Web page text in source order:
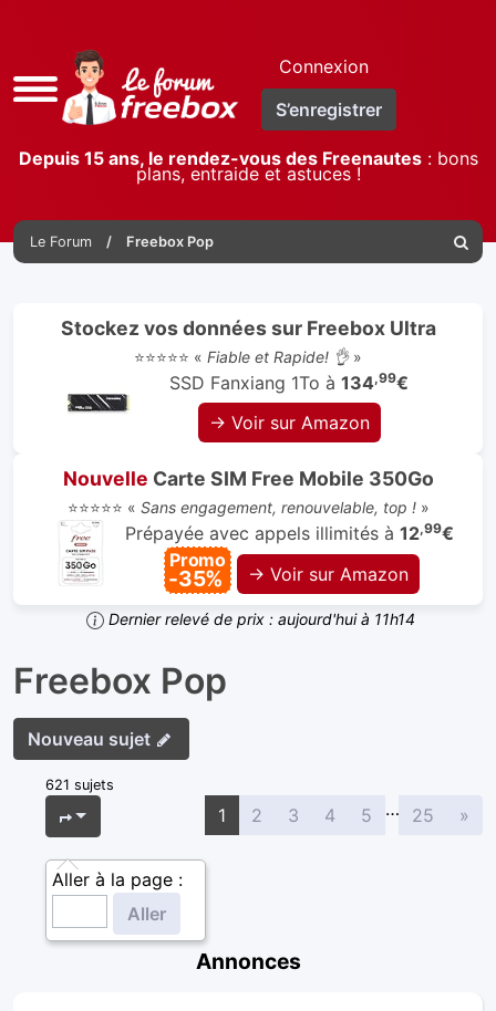
Accès
rapide
Connexion
S’enregistrer
Depuis 15 ans, le rendez-vous des Freenautes: bons
plans, entraide et astuces !
Le Forum Freebox Pop
Stockez vos données sur Freebox Ultra
⭐⭐⭐⭐⭐ « Fiable et Rapide! 👌»
SSD Fanxiang 1To à 134,99€
→ Voir sur Amazon
Nouvelle Carte SIM Free Mobile 350Go
⭐⭐⭐⭐⭐ « Sans engagement, renouvelable, top !»
Prépayée avec appels illimités à 12,99€
Promo
-35% → Voir sur Amazon
Dernier relevé de prix : aujourd'hui à 11h14
Freebox Pop
Nouveau sujet
621 sujets
Page
Aller à la page :
1 2 3 4 5 … 25 »
Annonces